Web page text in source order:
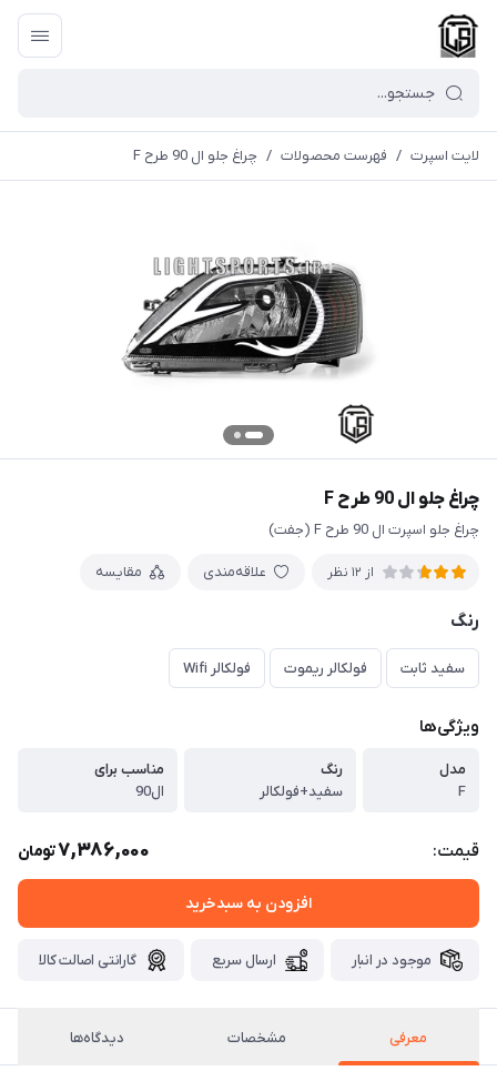
لایت اسپرت / فهرست محصولات / چراغ جلو ال 90 طرح F
چراغ جلو ال 90 طرح F
چراغ جلو اسپرت ال 90 طرح F (جفت)
از 12 نظر علاقه‌مندی مقایسه
رنگ
سفید ثابت فولکالر ریموت فولکالر Wifi
ویژگی‌ها
مدل
F
رنگ
سفید+فولکالر
مناسب برای
ال90
قیمت: 7,386,000تومان
افزودن به سبدخرید
موجود در انبار ارسال سریع گارانتی اصالت کالا
معرفی مشخصات دیدگاه‌ها